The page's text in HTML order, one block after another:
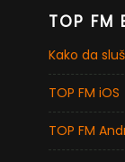
TOP FM
Kako da
TOP FM iOS
TOP FM